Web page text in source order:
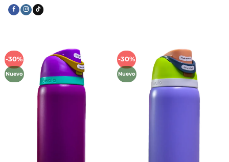
-30%
Nuevo
Añadir
lista de
deseos
-30%
Nuevo
Añadir
lista de
deseos